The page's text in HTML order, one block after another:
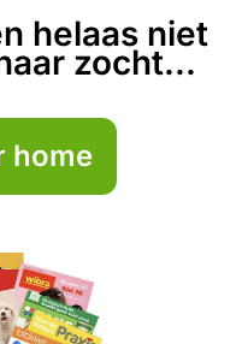
helaas niet
zocht...
home